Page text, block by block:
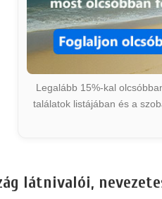
Legalább 15%-kal
találatok listájában és a
látnivalói,